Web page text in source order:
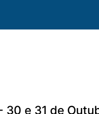
30 e 31 de